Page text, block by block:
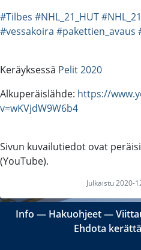
#Tilbes #NHL_21_HUT#NHL_21
#vessakoira #pakettien_avaus
Keräyksessä Pelit 2020
Alkuperäislähde: https://
v=wKVjdW9W6b4
Sivun kuvailutiedot ovat
(YouTube).
Julkaistu 2020-
Info ― Hakuohjeet―
Ehdota